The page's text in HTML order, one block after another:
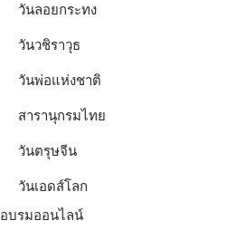
วันลอยกระทง
วันวชิราวุธ
วันพ่อแห่งชาติ
สารานุกรมไทย
วันตรุษจีน
วันเอดส์โลก
อบรมออนไลน์